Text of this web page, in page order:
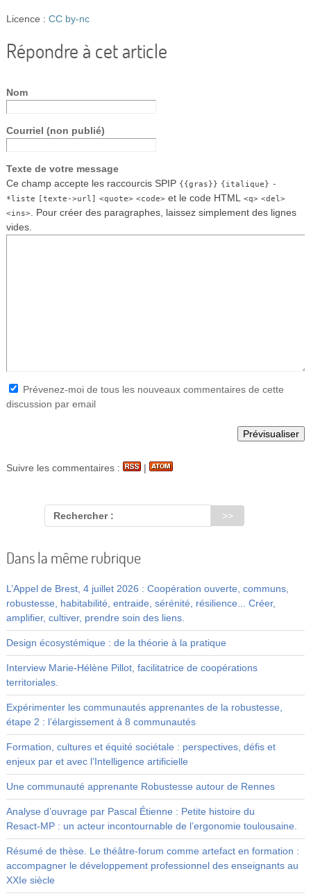
Licence : CC by-nc
Répondre à cet article
Nom
Courriel (non publié)
Texte de votre message
Ce champ accepte les raccourcis SPIP {{gras}} {italique} -
*liste [texte->url] <quote> <code>et le code HTML <q> <del>
<ins>. Pour créer des paragraphes, laissez simplement des lignes
vides.
Prévenez-moi de tous les nouveaux commentaires de cette
discussion par email
Suivre les commentaires : |
Rechercher :
Dans la même rubrique
L’Appel de Brest, 4 juillet 2026 : Coopération ouverte, communs,
robustesse, habitabilité, entraide, sérénité, résilience... Créer,
amplifier, cultiver, prendre soin des liens.
Design écosystémique : de la théorie à la pratique
Interview Marie-Hélène Pillot, facilitatrice de coopérations
territoriales.
Expérimenter les communautés apprenantes de la robustesse,
étape 2 : l’élargissement à 8 communautés
Formation, cultures et équité sociétale : perspectives, défis et
enjeux par et avec l’Intelligence artificielle
Une communauté apprenante Robustesse autour de Rennes
Analyse d’ouvrage par Pascal Étienne : Petite histoire du
Resact‑MP : un acteur incontournable de l’ergonomie toulousaine.
Résumé de thèse. Le théâtre-forum comme artefact en formation :
accompagner le développement professionnel des enseignants au
XXIe siècle